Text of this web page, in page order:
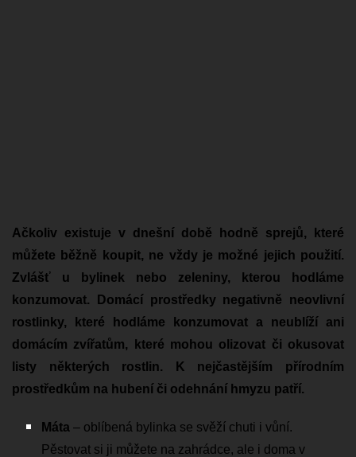
Ačkoliv existuje v dnešní době hodně sprejů, které
můžete běžně koupit, ne vždy je možné jejich použití.
Zvlášť u bylinek nebo zeleniny, kterou hodláme
konzumovat. Domácí prostředky negativně neovlivní
rostlinky, které hodláme konzumovat a neublíží ani
domácím zvířatům, které mohou olizovat či okusovat
listy některých rostlin. K nejčastějším přírodním
prostředkům na hubení či odehnání hmyzu patří.
Máta – oblíbená bylinka se svěží chuti i vůní.
Pěstovat si ji můžete na zahrádce, ale i doma v